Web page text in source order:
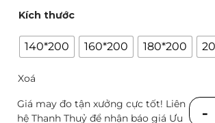
Kích thước
140*200 160*200 180*200
Xoá
Giá may đo tận xưởng cực tốt! Liên
hệ Thanh Thuỷ để nhận báo giá Ưu Số